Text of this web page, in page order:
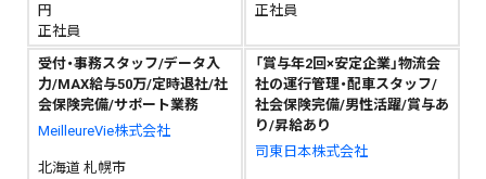
円
正社員
正社員
受付・事務スタッフ/データ入
力/MAX給与50万/定時退社/社
会保険完備/サポート業務
MeilleureVie株式会社
北海道 札幌市
「賞与年2回×安定企業」物流会
社の運行管理・配車スタッフ/
社会保険完備/男性活躍/賞与あ
り/昇給あり
司東日本株式会社